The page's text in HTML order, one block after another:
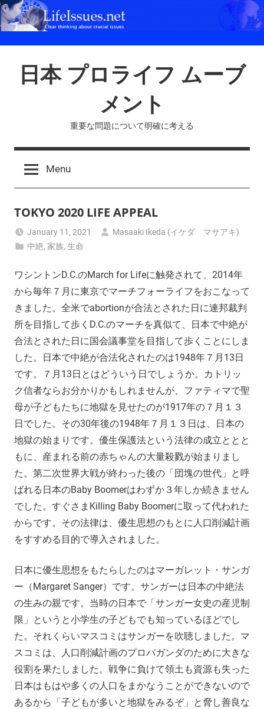
Skip
to
日本 プロライフ ムーブ
メント
重要な問題について明確に考える
Menu
TOKYO 2020 LIFE APPEAL
January 11, 2021
Masaaki Ikeda (イケダ マサアキ)
中絶,家族,生命
ワシントンD.C.のMarch for Lifeに触発されて、2014年
から毎年７月に東京でマーチフォーライフをおこなって
きました。全米でabortionが合法とされた日に連邦裁判
所を目指して歩くD.C.のマーチを真似て、日本で中絶が
合法とされた日に国会議事堂を目指して歩くことにしま
した。日本で中絶が合法化されたのは1948年７月13日
です。７月13日とはどういう日でしょうか。カトリッ
ク信者ならお分かりかもしれませんが、ファティマで聖
母が子どもたちに地獄を見せたのが1917年の７月１３
日でした。その30年後の1948年７月１３日は、日本の
地獄の始まりです。優生保護法という法律の成立ととと
もに、産まれる前の赤ちゃんの大量殺戮が始まりまし
た。第二次世界大戦が終わった後の「団塊の世代」と呼
ばれる日本のBaby Boomerはわずか３年しか続きません
でした。すぐさまKilling Baby Boomerに取って代われた
からです。その法律は、優生思想のもとに人口削減計画
をすすめる目的で導入されました。
日本に優生思想をもたらしたのはマーガレット・サンガ
ー（Margaret Sanger）です。サンガーは日本の中絶法
の生みの親です。当時の日本で「サンガー女史の産児制
限」というと小学生の子どもでも知っているほどでし
た。それくらいマスコミはサンガーを吹聴しました。マ
スコミは、人口削減計画のプロパガンダのために大きな
役割を果たしました。戦争に負けて領土も資源も失った
日本はもはや多くの人口をまかなうことができないので
あるから「子どもが多いと地獄をみるぞ」と脅し善良な